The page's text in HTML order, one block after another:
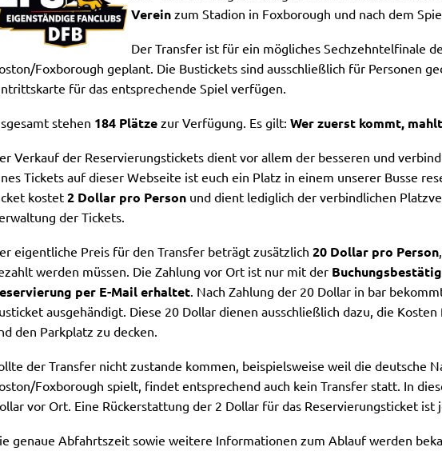
Verein zum Stadion in Foxborough und nach dem
Der Transfer ist für ein mögliches Sechzehntelfinale
Foxborough geplant. Die Bustickets sind ausschließlich für Personen
für das entsprechende Spiel verfügen.
stehen 184 Plätze zur Verfügung. Es gilt: Wer zuerst kommt,
Verkauf der Reservierungstickets dient vor allem der besseren und
Tickets auf dieser Webseite ist euch ein Platz in einem unserer Busse
kostet2 Dollar pro Person und dient lediglich der verbindlichen
der Tickets.
eigentliche Preis für den Transfer beträgt zusätzlich 20 Dollar pro Person
werden müssen. Die Zahlung vor Ort ist nur mit der
per E-Mail erhaltet. Nach Zahlung der 20 Dollar in bar
ausgehändigt. Diese 20 Dollar dienen ausschließlich dazu, die
den Parkplatz zu decken.
der Transfer nicht zustande kommen, beispielsweise weil die deutsche
Foxborough spielt, findet entsprechend auch kein Transfer statt. In
vor Ort. Eine Rückerstattung der 2 Dollar für das Reservierungsticket ist
genaue Abfahrtszeit sowie weitere Informationen zum Ablauf werden